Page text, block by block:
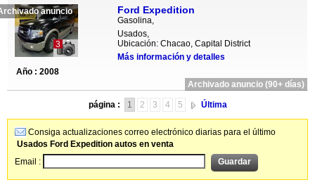
anuncio
3
Ford Expedition
Gasolina,
Usados,
Ubicación: Chacao, Capital District
Más información y detalles
Año : 2008
Archivado anuncio (90+ días)
página : 1 2 3 4 5 Última
Consiga actualizaciones correo electrónico diarias para el último
Usados Ford Expedition autos en venta
Email :